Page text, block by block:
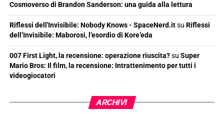
Cosmoverso di Brandon Sanderson: una guida alla lettura
Riflessi dell'Invisibile: Nobody Knows - SpaceNerd.itsu Riflessi
dell’Invisibile: Maborosi, l’esordio di Kore’eda
007 First Light, la recensione: operazione riuscita?su Super
Mario Bros: Il film, la recensione: Intrattenimento per tutti i
videogiocatori
ARCHIVI